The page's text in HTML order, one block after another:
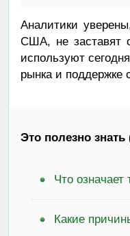
Аналитики
США, не заставят
используют
рынка и поддержке
Это полезно
Что означает
Какие